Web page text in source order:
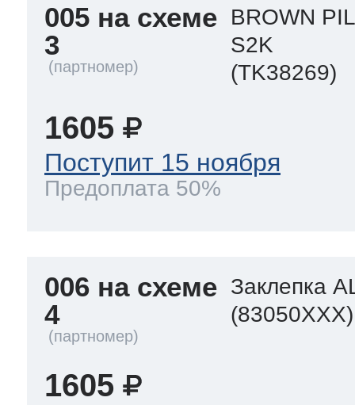
005 на схеме
3
BROWN
S2K
(TK38269)
1605
Поступит 15 ноября
Предоплата 50%
006 на схеме
4
Заклепка
(83050XXX)
1605